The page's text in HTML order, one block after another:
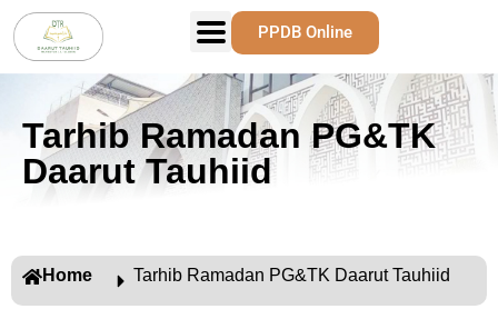
PPDB Online
Tarhib Ramadan PG&TK
Daarut Tauhiid
Home Tarhib Ramadan PG&TK Daarut Tauhiid